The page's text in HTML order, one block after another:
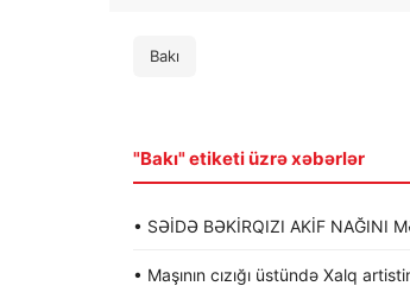
Bakı
"Bakı" etiketi üzrə xəbərlər
• SƏİDƏ BƏKİRQIZI AKİF NAĞINI
• Maşının cızığı üstündə Xalq